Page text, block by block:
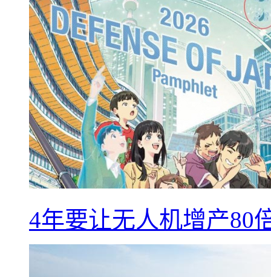
4年要让无人机增产80